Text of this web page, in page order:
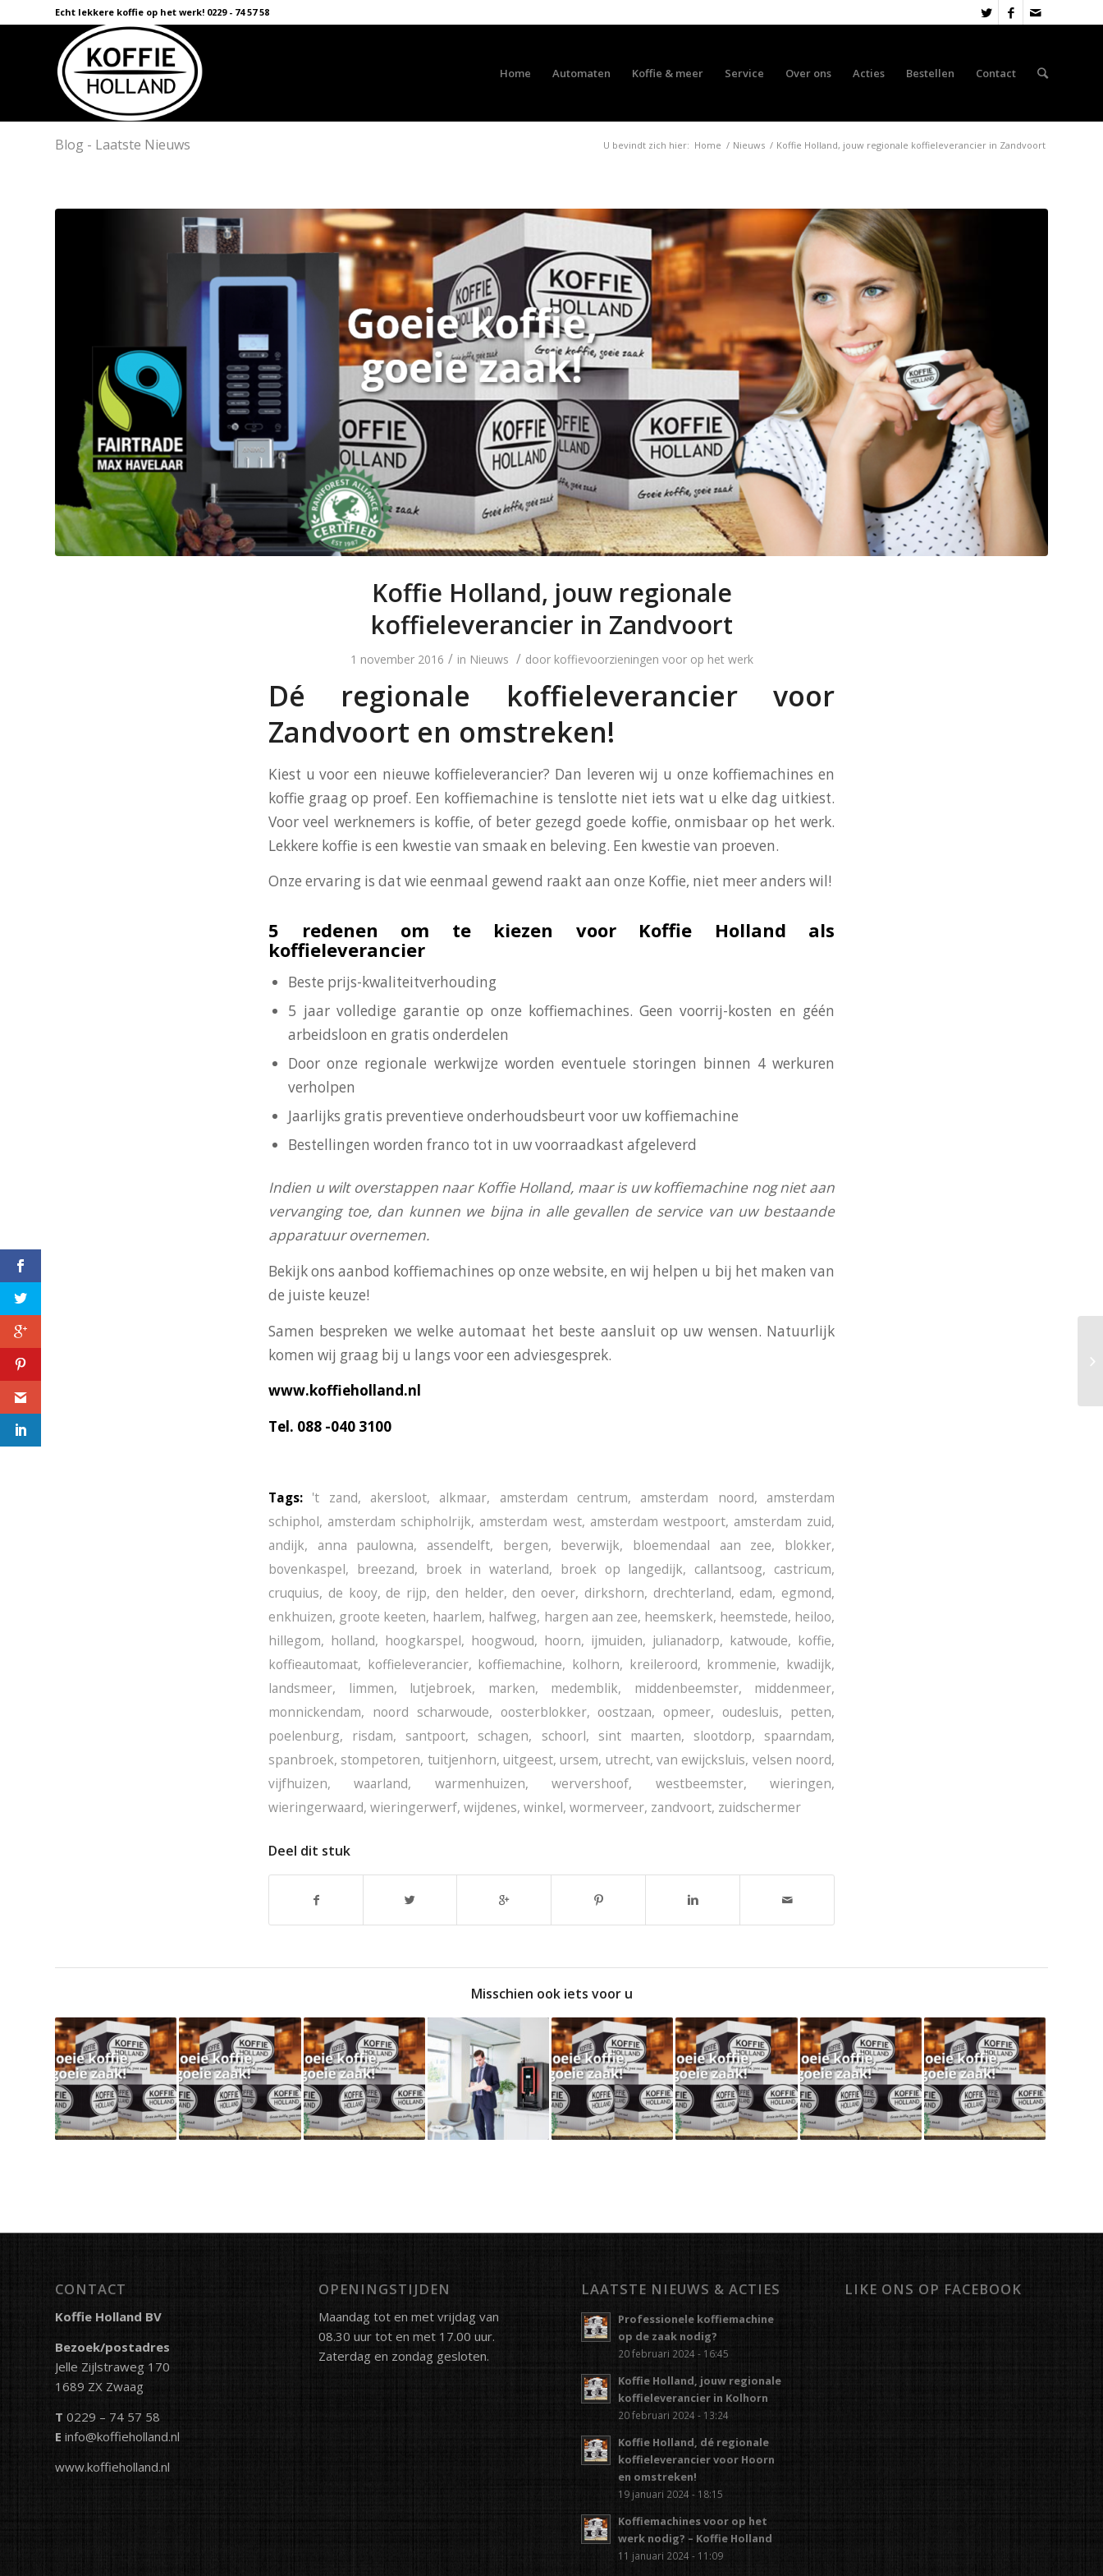
Echt lekkere koffie op het werk! 0229 - 74 57 58
Home Automaten Koffie & meer Service Over ons Acties Bestellen Contact
Blog - Laatste Nieuws U bevindt zich hier: Home / Nieuws / Koffie Holland, jouw regionale koffieleverancier in Zandvoort
Koffie Holland, jouw regionale
koffieleverancier in Zandvoort
1 november 2016 / in Nieuws / door koffievoorzieningen voor op het werk
Dé regionale koffieleverancier voor
Zandvoort en omstreken!
Kiest u voor een nieuwe koffieleverancier? Dan leveren wij u onze koffiemachines en
koffie graag op proef. Een koffiemachine is tenslotte niet iets wat u elke dag uitkiest.
Voor veel werknemers is koffie, of beter gezegd goede koffie, onmisbaar op het werk.
Lekkere koffie is een kwestie van smaak en beleving. Een kwestie van proeven.
Onze ervaring is dat wie eenmaal gewend raakt aan onze Koffie, niet meer anders wil!
5 redenen om te kiezen voor Koffie Holland als
koffieleverancier
Beste prijs-kwaliteitverhouding
5 jaar volledige garantie op onze koffiemachines. Geen voorrij-kosten en géén
arbeidsloon en gratis onderdelen
Door onze regionale werkwijze worden eventuele storingen binnen 4 werkuren
verholpen
Jaarlijks gratis preventieve onderhoudsbeurt voor uw koffiemachine
Bestellingen worden franco tot in uw voorraadkast afgeleverd
Indien u wilt overstappen naar Koffie Holland, maar is uw koffiemachine nog niet aan
vervanging toe, dan kunnen we bijna in alle gevallen de service van uw bestaande
apparatuur overnemen.
Bekijk ons aanbod koffiemachines op onze website, en wij helpen u bij het maken van
de juiste keuze!
Samen bespreken we welke automaat het beste aansluit op uw wensen. Natuurlijk
komen wij graag bij u langs voor een adviesgesprek.
www.koffieholland.nl
Tel. 088 -040 3100
Tags: 't zand, akersloot, alkmaar, amsterdam centrum, amsterdam noord, amsterdam
schiphol, amsterdam schipholrijk, amsterdam west, amsterdam westpoort, amsterdam zuid,
andijk, anna paulowna, assendelft, bergen, beverwijk, bloemendaal aan zee, blokker,
bovenkaspel, breezand, broek in waterland, broek op langedijk, callantsoog, castricum,
cruquius, de kooy,de rijp, den helder,den oever, dirkshorn, drechterland, edam, egmond,
enkhuizen, groote keeten, haarlem, halfweg, hargen aan zee, heemskerk, heemstede, heiloo,
hillegom, holland, hoogkarspel, hoogwoud, hoorn, ijmuiden, julianadorp, katwoude, koffie,
koffieautomaat, koffieleverancier, koffiemachine, kolhorn, kreileroord, krommenie, kwadijk,
landsmeer, limmen, lutjebroek, marken, medemblik, middenbeemster, middenmeer,
monnickendam, noord scharwoude, oosterblokker,oostzaan,opmeer,oudesluis, petten,
poelenburg, risdam, santpoort, schagen, schoorl, sint maarten, slootdorp, spaarndam,
spanbroek, stompetoren, tuitjenhorn,uitgeest,ursem, utrecht,van ewijcksluis, velsen noord,
vijfhuizen,waarland, warmenhuizen,wervershoof, westbeemster,wieringen,
wieringerwaard, wieringerwerf, wijdenes, winkel, wormerveer, zandvoort, zuidschermer
Deel dit stuk
Misschien ook iets voor u
CONTACT
Koffie Holland BV
Bezoek/postadres
Jelle Zijlstraweg 170
1689 ZX Zwaag
T 0229 – 74 57 58
E info@koffieholland.nl
www.koffieholland.nl
OPENINGSTIJDEN
Maandag tot en met vrijdag van
08.30 uur tot en met 17.00 uur.
Zaterdag en zondag gesloten.
LAATSTE NIEUWS & ACTIES
Professionele koffiemachine
op de zaak nodig?
20 februari 2024 - 16:45
Koffie Holland, jouw regionale
koffieleverancier in Kolhorn
20 februari 2024 - 13:24
Koffie Holland, dé regionale
koffieleverancier voor Hoorn
en omstreken!
19 januari 2024 - 18:15
Koffiemachines voor op het
werk nodig? – Koffie Holland
11 januari 2024 - 11:09
LIKE ONS OP FACEBOOK